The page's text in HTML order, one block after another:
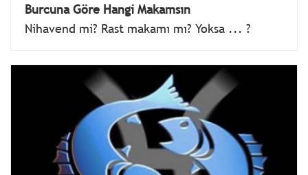
Burcuna Göre Hangi Makamsın
Nihavend mi? Rast makamı mı? Yoksa ... ?